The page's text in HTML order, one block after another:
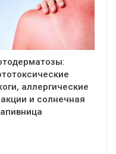
аллергические
и солнечная